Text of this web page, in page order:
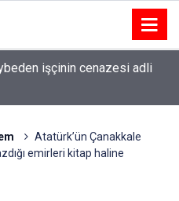
işçinin cenazesi adli
Atatürk’ün Çanakkale
emirleri kitap haline